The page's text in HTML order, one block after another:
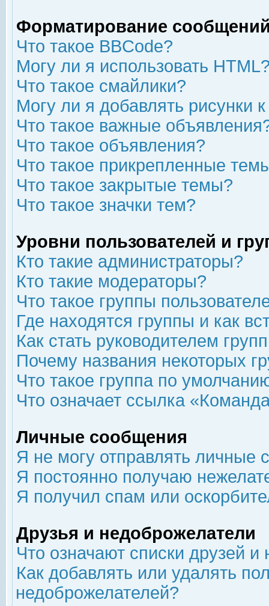
Форматирование
Что такое BBCode?
Могу ли я использовать
Что такое смайлики?
Могу ли я добавлять рисунки
Что такое важные
Что такое объявления?
Что такое прикрепленные
Что такое закрытые темы?
Что такое значки тем?
Уровни пользователей и
Кто такие администраторы?
Кто такие модераторы?
Что такое группы
Где находятся группы и как
Как стать руководителем
Почему названия некоторых
Что такое группа по
Что означает ссылка
Личные сообщения
Я не могу отправлять личные
Я постоянно получаю
Я получил спам или
Друзья и недоброжелатели
Что означают списки друзей
Как добавлять или удалять
недоброжелателей?